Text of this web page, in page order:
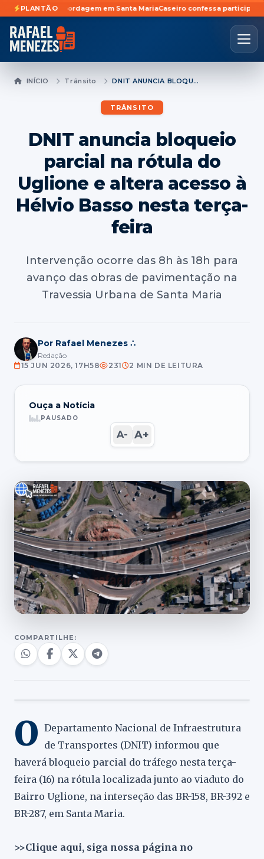
PLANTÃO
abordagem em Santa MariaCaseiro confessa participação em
INÍCIO Trânsito DNIT ANUNCIA BLOQUEIO PARCIAL NA RÓTULA DO UGLIONE E ALTERA ACESSO À HÉLVIO BASSO NESTA TERÇA-FEIRA
TRÂNSITO
DNIT anuncia bloqueio
parcial na rótula do
Uglione e altera acesso à
Hélvio Basso nesta terça-
feira
Intervenção ocorre das 8h às 18h para
avanço das obras de pavimentação na
Travessia Urbana de Santa Maria
Por Rafael Menezes ∴
Redação
15 JUN 2026, 17H58
231 2 MIN DE LEITURA
Ouça a Notícia
PAUSADO
A- A+
COMPARTILHE:
O Departamento Nacional de Infraestrutura
de Transportes (DNIT) informou que
haverá bloqueio parcial do tráfego nesta terça-
feira (16) na rótula localizada junto ao viaduto do
Bairro Uglione, na interseção das BR-158, BR-392 e
BR-287, em Santa Maria.
>>Clique aqui, siga nossa página no